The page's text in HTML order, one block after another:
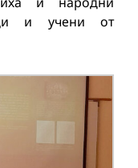
и учени от